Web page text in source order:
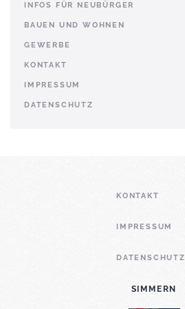
INFOS FÜR NEUBÜRGER
BAUEN UND WOHNEN
GEWERBE
KONTAKT
IMPRESSUM
DATENSCHUTZ
KONTAKT
IMPRESSUM
DATENSCHUTZ
SIMMERN